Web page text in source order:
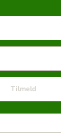
Tilmeld